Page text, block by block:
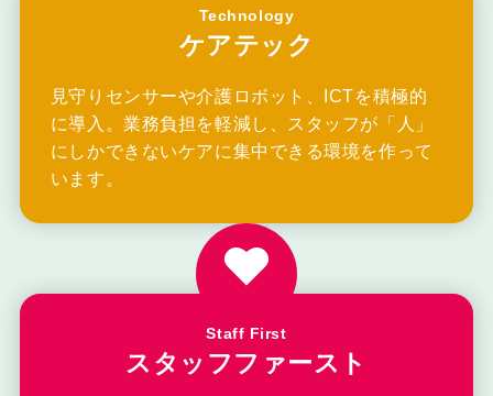
Technology
ケアテック
見守りセンサーや介護ロボット、ICTを積極的
に導入。業務負担を軽減し、スタッフが「人」
にしかできないケアに集中できる環境を作って
います。
Staff First
スタッフファースト